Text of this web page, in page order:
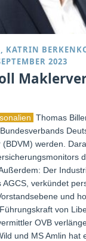
, KATRIN
2023
Thomas
werden.
Der
verkündet
und
von
OVB
und MS Amlin hat